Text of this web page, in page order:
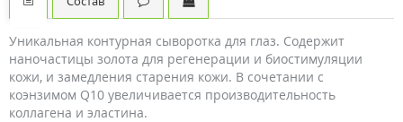
Уникальная контурная сыворотка для глаз. Содержит
наночастицы золота для регенерации и биостимуляции
кожи, и замедления старения кожи. В сочетании с
коэнзимом Q10 увеличивается производительность
коллагена и эластина.